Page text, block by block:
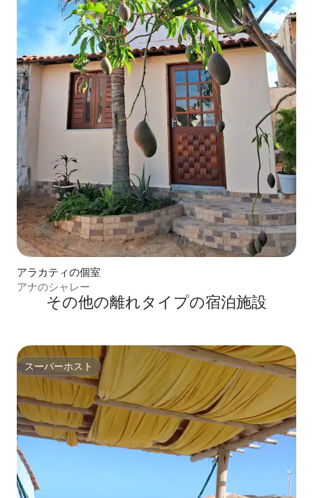
アラカティの個室
アナのシャレー
その他の離れタイプの宿泊施設
スーパーホスト
スーパーホスト